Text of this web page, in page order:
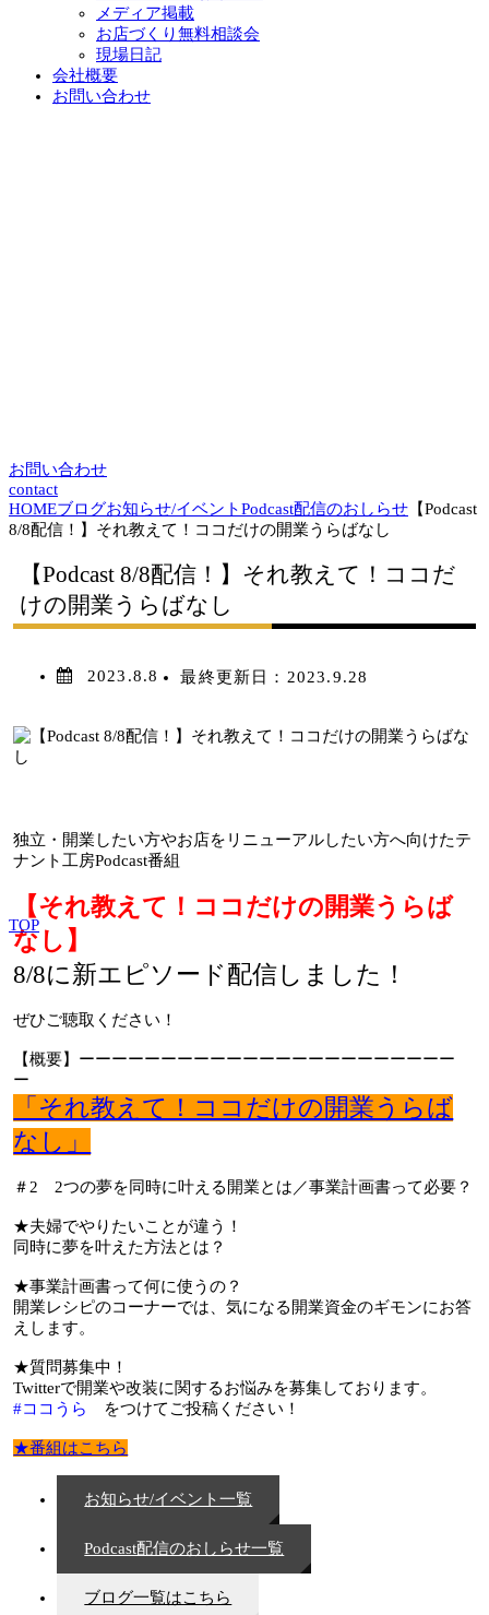
メディア掲載
お店づくり無料相談会
現場日記
会社概要
お問い合わせ
TOP
お問い合わせ
contact
HOMEブログお知らせ/イベントPodcast配信のおしらせ 【Podcast
8/8配信！】それ教えて！ココだけの開業うらばなし
【Podcast 8/8配信！】それ教えて！ココだ
けの開業うらばなし
2023.8.8 最終更新日： 2023.9.28
独立・開業したい方やお店をリニューアルしたい方へ向けたテ
ナント工房Podcast番組
【それ教えて！ココだけの開業うらば
なし】
8/8に新エピソード配信しました！
ぜひご聴取ください！
【概要】ーーーーーーーーーーーーーーーーーーーーーーー
ー
「それ教えて！ココだけの開業うらば
なし」
＃2 2つの夢を同時に叶える開業とは／事業計画書って必要？
★夫婦でやりたいことが違う！
同時に夢を叶えた方法とは？
★事業計画書って何に使うの？
開業レシピのコーナーでは、気になる開業資金のギモンにお答
えします。
★質問募集中！
Twitterで開業や改装に関するお悩みを募集しております。
#ココうら
をつけてご投稿ください！
★番組はこちら
お知らせ/イベント一覧
Podcast配信のおしらせ一覧
ブログ一覧はこちら